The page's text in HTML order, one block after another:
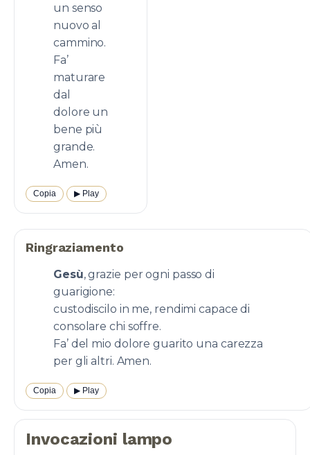
un senso
nuovo al
cammino.
Fa’
maturare
dal
dolore un
bene più
grande.
Amen.
Copia ▶︎ Play
Ringraziamento
Gesù, grazie per ogni passo di
guarigione:
custodiscilo in me, rendimi capace di
consolare chi soffre.
Fa’ del mio dolore guarito una carezza
per gli altri. Amen.
Copia ▶︎ Play
Invocazioni lampo